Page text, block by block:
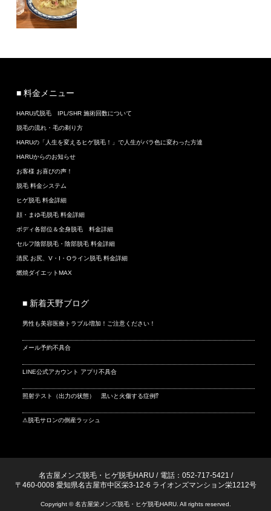
■ 料金メニュー
HARU式脱毛 IPL/SHR 施術回数について
脱毛の流れ・毛の剃り方
HARUの「人生を変えるヒゲ脱毛！」で人生がバラ色に変わった方達
HARUからのお知らせ
お客様 お喜びの声！
脱毛 料金システム
ヒゲ脱毛 料金詳細
顔・まゆ毛脱毛 料金詳細
ボディ各部位＆全身脱毛 料金詳細
セルフ陰部脱毛・陰部脱毛 料金詳細
清尻 お尻、V・I・Oライン脱毛 料金詳細
燃焼ダイエットMAX
■ 新着天野ブログ
男性も美容医療トラブル増加！ご注意ください！
メール予約不具合
LINE公式アカウント アプリ不具合
照射テスト（出力の状態） 黒いと火傷する症例⁉
⚠脱毛サロンの倒産ラッシュ
名古屋メンズ脱毛・ヒゲ脱毛HARU / 電話：052-717-5421 /
〒460-0008 愛知県名古屋市中区栄3-12-6 ライオンズマンション栄1212号
Copyright © 名古屋栄メンズ脱毛・ヒゲ脱毛HARU. All rights reserved.